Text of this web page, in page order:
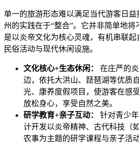
单一的旅游形态难以满足当代游客日
州的实践在于“整合”。它并非简单地
是以炎帝文化为核心灵魂，有机串联起
民俗活动与现代休闲设施。
文化核心+生态休闲：
在庄严的
边，依托大洪山、琵琶湖等优质
光、康养度假项目，使游客在感
放松身心，享受自然之美。
研学教育+亲子互动：
针对青少
计开发以炎帝精神、古代科技（
农事为主题的研学课程与亲子活